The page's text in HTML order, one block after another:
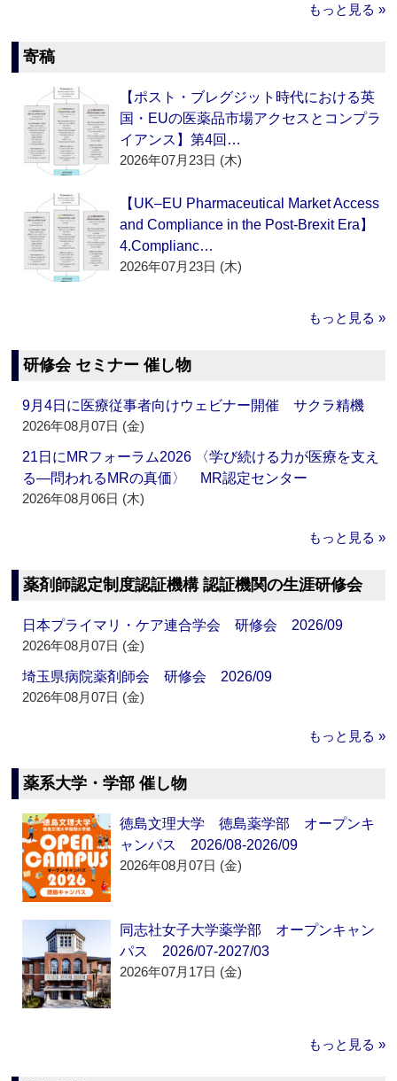
もっと見る »
寄稿
【ポスト・ブレグジット時代における英
国・EUの医薬品市場アクセスとコンプラ
イアンス】第4回…
2026年07月23日 (木)
【UK–EU Pharmaceutical Market Access
and Compliance in the Post-Brexit Era】
4.Complianc…
2026年07月23日 (木)
もっと見る »
研修会 セミナー 催し物
9月4日に医療従事者向けウェビナー開催 サクラ精機
2026年08月07日 (金)
21日にMRフォーラム2026 〈学び続ける力が医療を支え
る―問われるMRの真価〉 MR認定センター
2026年08月06日 (木)
もっと見る »
薬剤師認定制度認証機構 認証機関の生涯研修会
日本プライマリ・ケア連合学会 研修会 2026/09
2026年08月07日 (金)
埼玉県病院薬剤師会 研修会 2026/09
2026年08月07日 (金)
もっと見る »
薬系大学・学部 催し物
徳島文理大学 徳島薬学部 オープンキ
ャンパス 2026/08-2026/09
2026年08月07日 (金)
同志社女子大学薬学部 オープンキャン
パス 2026/07-2027/03
2026年07月17日 (金)
もっと見る »